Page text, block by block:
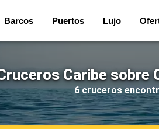
Barcos Puertos Lujo
Caribe sobre
6 cruceros